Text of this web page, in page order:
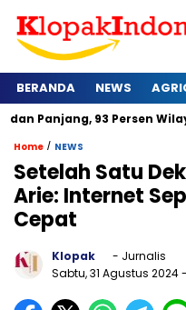
BERANDA NEWS
93 Persen Wilayah Alami
Home / NEWS
Setelah Satu
Arie: Internet
Cepat
Klopak
- Jurnalis
Sabtu, 31 Agustus 2024